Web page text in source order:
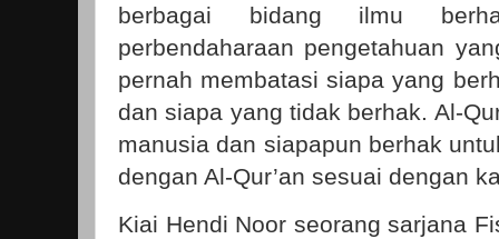
berbagai bidang ilmu
perbendaharaan pengetahuan
pernah membatasi siapa yang
dan siapa yang tidak berhak. Al-
manusia dan siapapun berhak
dengan Al-Qur’an sesuai dengan
Kiai Hendi Noor seorang sarjana